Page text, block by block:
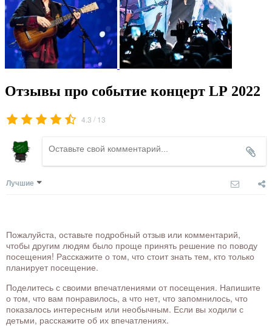
Отзывы про событие концерт LP 2022
4.3 / 13
Лучшие
Пожалуйста, оставьте подробный отзыв или комментарий,
чтобы другим людям было проще принять решение по поводу
посещения! Расскажите о том, что стоит знать тем, кто только
планирует посещение.
Поделитесь с своими впечатлениями от посещения. Напишите
о том, что вам понравилось, а что нет, что запомнилось, что
показалось интересным или необычным. Если вы ходили с
детьми, расскажите об их впечатлениях.